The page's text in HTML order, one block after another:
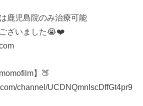
鹿児島院のみ治療可能
ざいました😭❤️
】🍑
channel/UCDNQmnIscDffGt4pr9